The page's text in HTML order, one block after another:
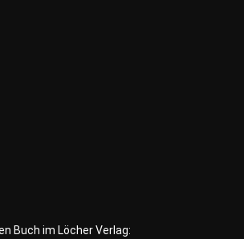
Buch im Löcher Verlag: